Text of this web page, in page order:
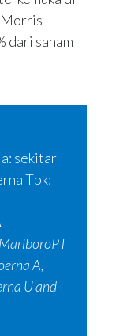
Morris
dari saham
sekitar
Tbk:
A,
U and